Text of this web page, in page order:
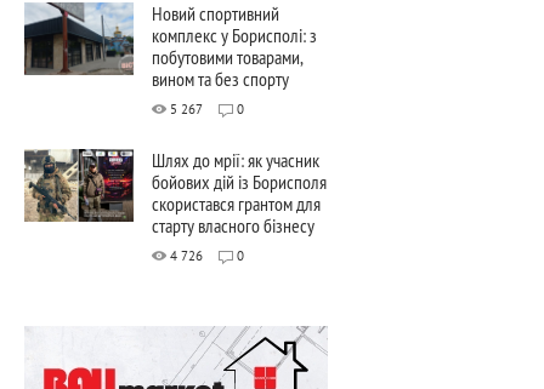
Новий спортивний
комплекс у Борисполі: з
побутовими товарами,
вином та без спорту
5 267 0
Шлях до мрії: як учасник
бойових дій із Борисполя
скористався грантом для
старту власного бізнесу
4 726 0